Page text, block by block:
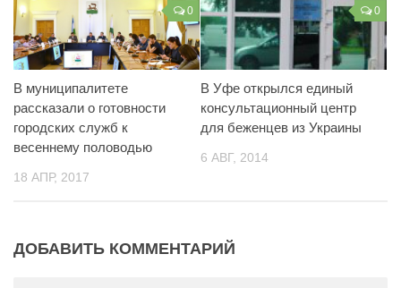
0
В муниципалитете
рассказали о готовности
городских служб к
весеннему половодью
18 АПР, 2017
0
В Уфе открылся единый
консультационный центр
для беженцев из Украины
6 АВГ, 2014
ДОБАВИТЬ КОММЕНТАРИЙ